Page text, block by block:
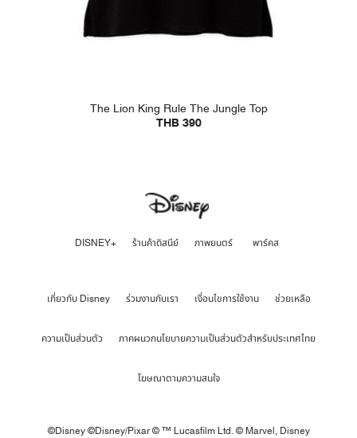
The Lion King Rule The Jungle Top
THB 390
DISNEY+ ร้านค้าดิสนีย์ ภาพยนตร์ พาร์คส
เกี่ยวกับ Disney ร่วมงานกับเรา เงื่อนไขการใช้งาน ช่วยเหลือ
ความเป็นส่วนตัว ภาคผนวกนโยบายความเป็นส่วนตัวสำหรับประเทศไทย
โฆษณาตามความสนใจ
©Disney ©Disney/Pixar © ™ Lucasfilm Ltd. © Marvel, Disney